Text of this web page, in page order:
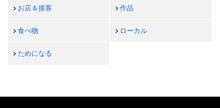
お店＆接客 作品
食べ物 ローカル
ためになる